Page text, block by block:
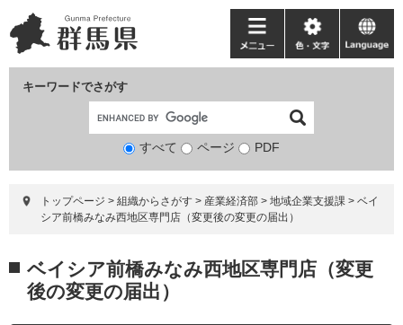
ー
ジ
ニ
ュ
て
キーワードでさがす
検
象
すべて ページ PDF
メ
ニ
ー
色・
文
language
トップページ > 組織からさがす > 産業経済部 > 地域企業支援課 > ベイ
シア前橋みなみ西地区専門店（変更後の変更の届出）
文 ベイシア前橋みなみ西地区専門店（変更
後の変更の届出）